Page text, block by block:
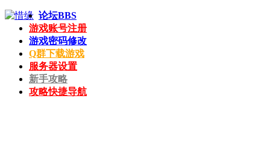
论坛BBS
游戏账号注册
游戏密码修改
Q群下载游戏
服务器设置
新手攻略
攻略快捷导航